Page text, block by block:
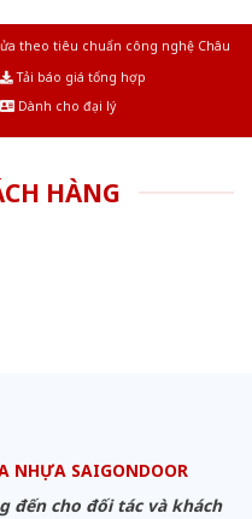
theo tiêu chuẩn công nghệ Châu
Tải báo giá tổng hợp
Dành cho đại lý
HÀNG
NHỰA SAIGONDOOR
đến cho đối tác và khách